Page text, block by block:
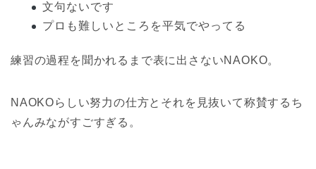
文句ないです
プロも難しいところを平気でやってる
練習の過程を聞かれるまで表に出さないNAOKO。
NAOKOらしい努力の仕方とそれを見抜いて称賛するち
ゃんみながすごすぎる。